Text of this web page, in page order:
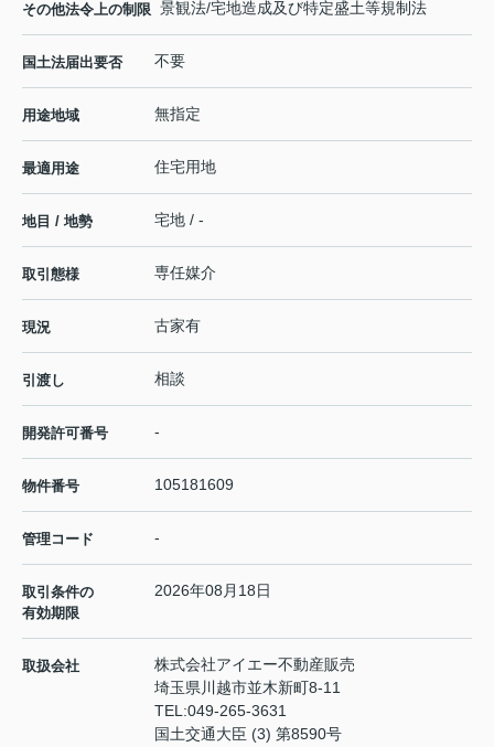
その他法令上の制限 景観法/宅地造成及び特定盛土等規制法
国土法届出要否 不要
用途地域 無指定
最適用途 住宅用地
地目 / 地勢 宅地 / -
取引態様 専任媒介
現況 古家有
引渡し 相談
開発許可番号 -
物件番号 105181609
管理コード -
取引条件の
有効期限
2026年08月18日
取扱会社
株式会社アイエー不動産販売
埼玉県川越市並木新町8-11
TEL:049-265-3631
国土交通大臣 (3) 第8590号